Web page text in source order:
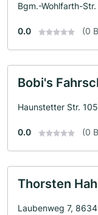
Bgm.-Wohlfarth-
0.0 (0
Bobi's
Haunstetter Str.
0.0 (0
Thorsten
Laubenweg 7,